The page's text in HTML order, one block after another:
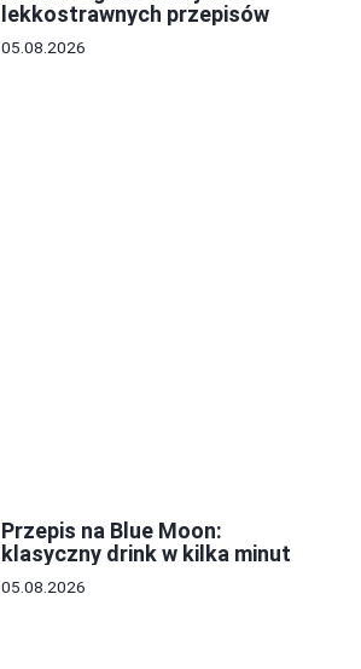
lekkostrawnych przepisów
05.08.2026
Przepis na Blue Moon:
klasyczny drink w kilka minut
05.08.2026